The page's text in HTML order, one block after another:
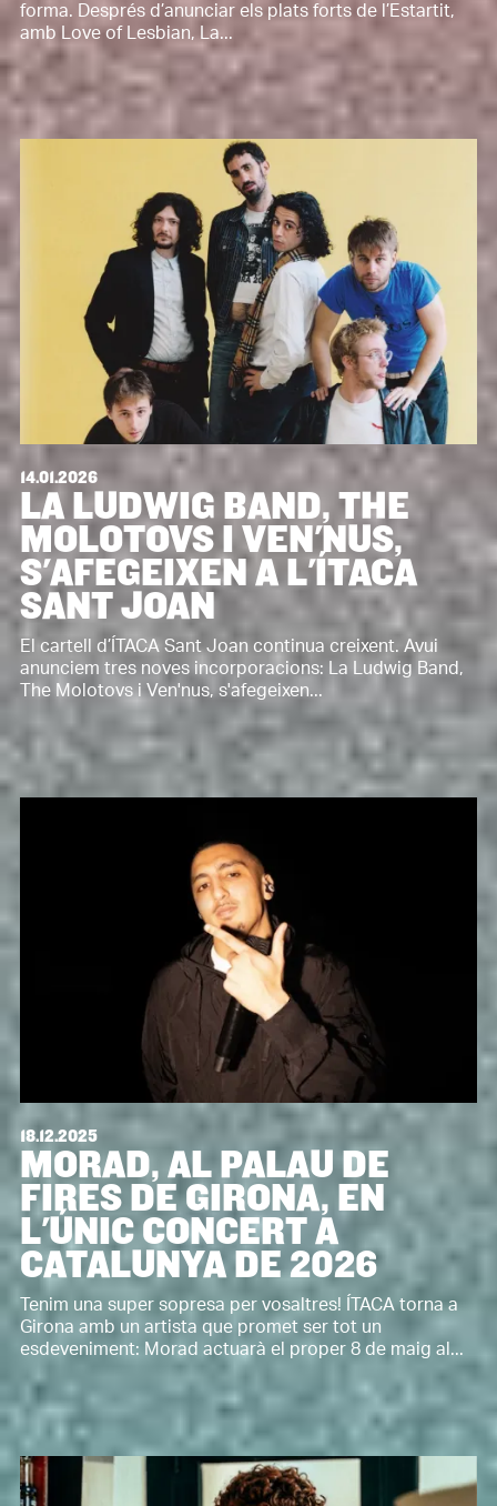
forma. Després d’anunciar els plats forts de l’Estartit,
amb Love of Lesbian, La...
14.01.2026
LA LUDWIG BAND, THE
MOLOTOVS I VEN'NUS,
S'AFEGEIXEN A L'ÍTACA
SANT JOAN
El cartell d’ÍTACA Sant Joan continua creixent. Avui
anunciem tres noves incorporacions: La Ludwig Band,
The Molotovs i Ven'nus, s'afegeixen...
18.12.2025
MORAD, AL PALAU DE
FIRES DE GIRONA, EN
L'ÚNIC CONCERT A
CATALUNYA DE 2026
Tenim una super sopresa per vosaltres! ÍTACA torna a
Girona amb un artista que promet ser tot un
esdeveniment: Morad actuarà el proper 8 de maig al...